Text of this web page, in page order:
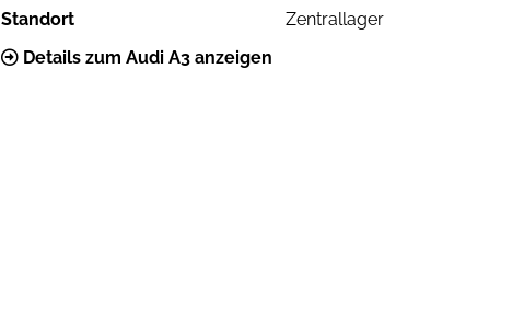
Standort
Zentrallager
Details zum Audi A3 anzeigen